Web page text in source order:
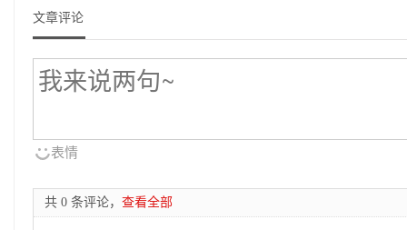
文章评论
表情
共 0 条评论， 查看全部